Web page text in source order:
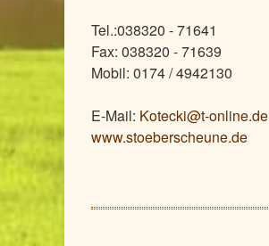
Tel.:038320 - 71641
Fax: 038320 - 71639
Mobil: 0174 / 4942130
E-Mail: Kotecki@t-online.de
www.stoeberscheune.de